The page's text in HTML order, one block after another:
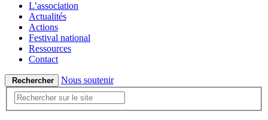
L’association
Actualités
Actions
Festival national
Ressources
Contact
Rechercher Nous soutenir